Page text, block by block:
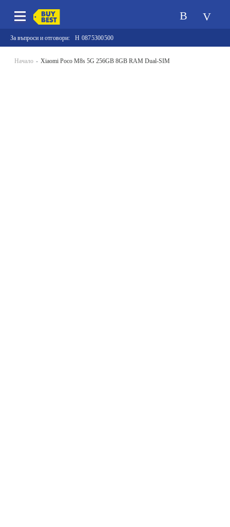
За въпроси и отговори: 0875300500
Начало Xiaomi Poco M8s 5G 256GB 8GB RAM Dual-SIM